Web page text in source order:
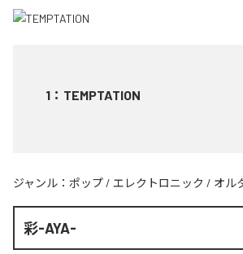
1 ： TEMPTATION
ジャンル： ポップ / エレクトロニック / オル
彩-AYA-